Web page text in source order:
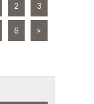
2 3
6 >